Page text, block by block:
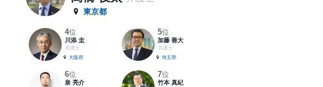
東京都
4位
川添 圭
弁護士
大阪府
5位
加藤 善大
弁護士
埼玉県
6位
泉 亮介
7位
竹本 真紀